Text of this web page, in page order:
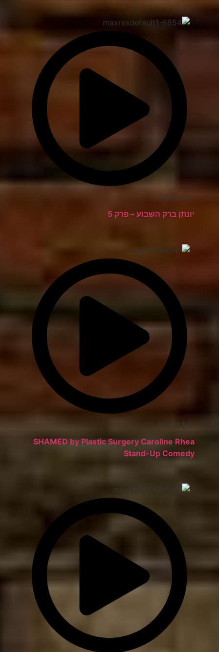
00:12:19
יונתן ברק השבוע – פרק 5
00:02:14
SHAMED by Plastic Surgery Caroline Rhea
Stand-Up Comedy